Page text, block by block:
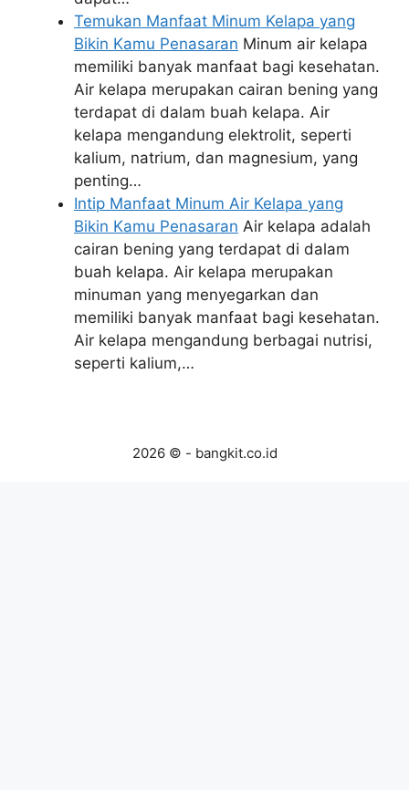
Temukan Manfaat Minum Kelapa yang
Bikin Kamu Penasaran Minum air kelapa
memiliki banyak manfaat bagi kesehatan.
Air kelapa merupakan cairan bening yang
terdapat di dalam buah kelapa. Air
kelapa mengandung elektrolit, seperti
kalium, natrium, dan magnesium, yang
penting…
Intip Manfaat Minum Air Kelapa yang
Bikin Kamu Penasaran Air kelapa adalah
cairan bening yang terdapat di dalam
buah kelapa. Air kelapa merupakan
minuman yang menyegarkan dan
memiliki banyak manfaat bagi kesehatan.
Air kelapa mengandung berbagai nutrisi,
seperti kalium,…
2026 © - bangkit.co.id